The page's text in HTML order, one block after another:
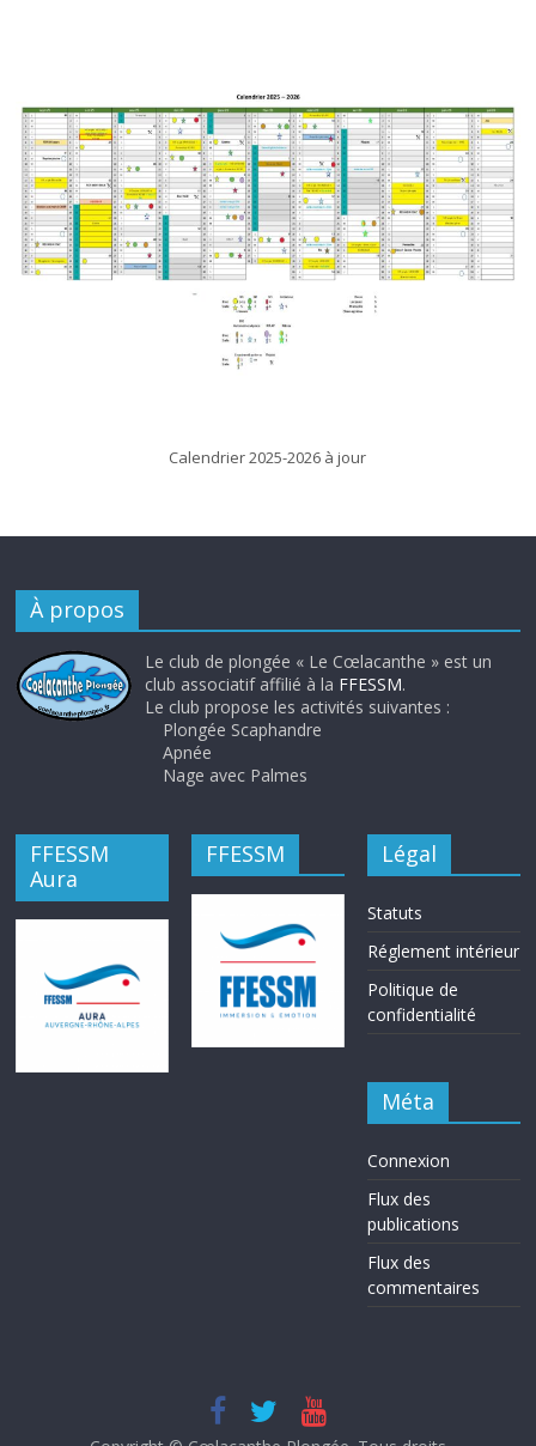
Calendrier 2025-2026 à jour
À propos
Le club de plongée « Le Cœlacanthe » est un
club associatif affilié à la FFESSM.
Le club propose les activités suivantes :
Plongée Scaphandre
Apnée
Nage avec Palmes
FFESSM
Aura
FFESSM Légal
Statuts
Réglement intérieur
Politique de
confidentialité
Méta
Connexion
Flux des
publications
Flux des
commentaires